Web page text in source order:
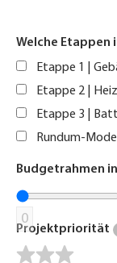
Welche Etappen
Etappe 1 |
Etappe 2 |
Etappe 3 |
Rundum-
Budgetrahmen in
0
Projektpriorität